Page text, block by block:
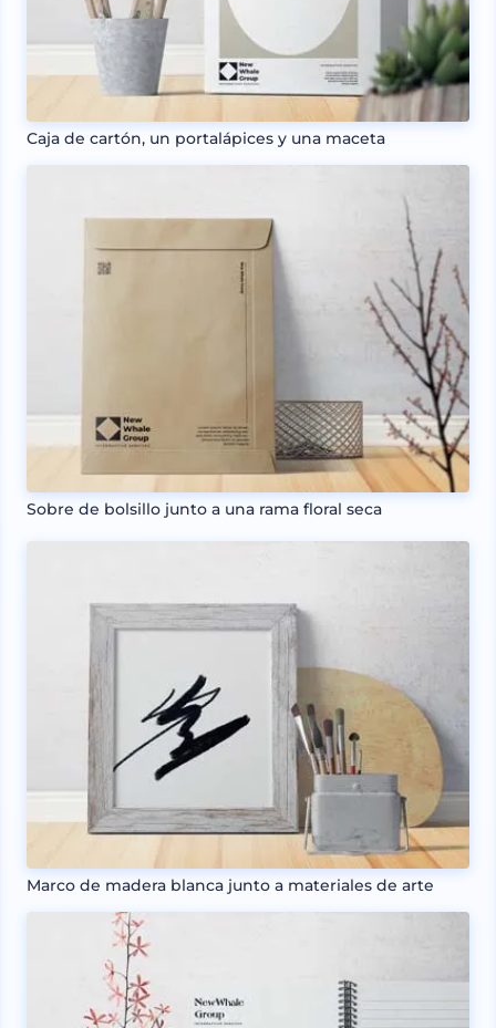
Caja de cartón, un portalápices y una maceta
Sobre de bolsillo junto a una rama floral seca
Marco de madera blanca junto a materiales de arte